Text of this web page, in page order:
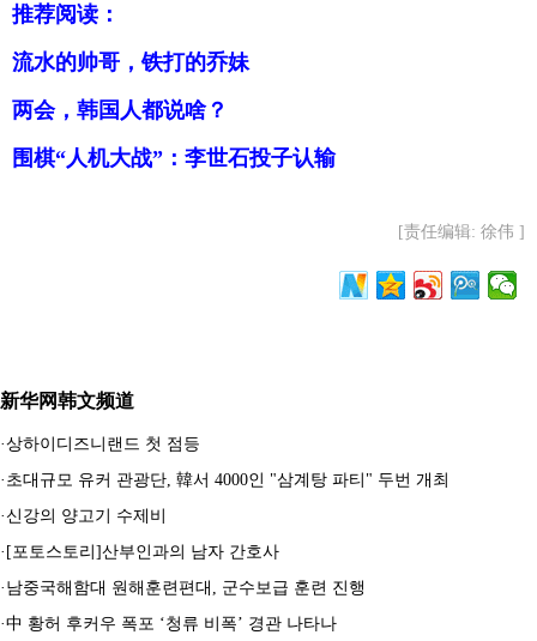
推荐阅读：
流水的帅哥，铁打的乔妹
两会，韩国人都说啥？
围棋“人机大战”：李世石投子认输
[责任编辑: 徐伟 ]
新华网韩文频道
·상하이디즈니랜드 첫 점등
· 초대규모 유커 관광단, 韓서 4000인 "삼계탕 파티" 두번 개최
· 신강의 양고기 수제비
· [포토스토리]산부인과의 남자 간호사
· 남중국해함대 원해훈련편대, 군수보급 훈련 진행
·中 황허 후커우 폭포 ‘청류 비폭’ 경관 나타나